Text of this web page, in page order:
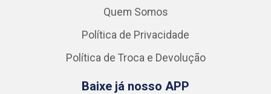
Quem Somos
Política de Privacidade
Política de Troca e Devolução
Baixe já nosso APP